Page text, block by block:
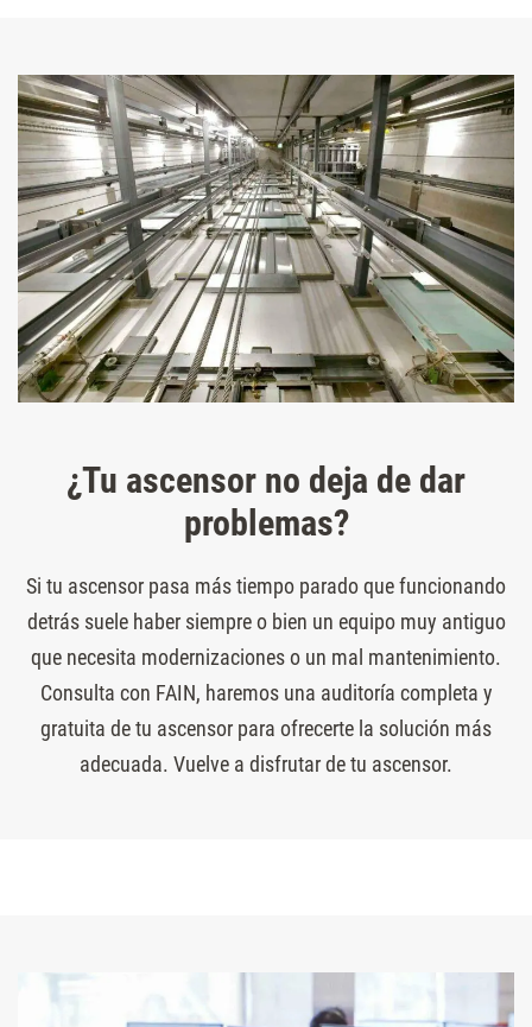
¿Tu ascensor no deja de dar
problemas?
Si tu ascensor pasa más tiempo parado que funcionando
detrás suele haber siempre o bien un equipo muy antiguo
que necesita modernizaciones o un mal mantenimiento.
Consulta con FAIN, haremos una auditoría completa y
gratuita de tu ascensor para ofrecerte la solución más
adecuada. Vuelve a disfrutar de tu ascensor.